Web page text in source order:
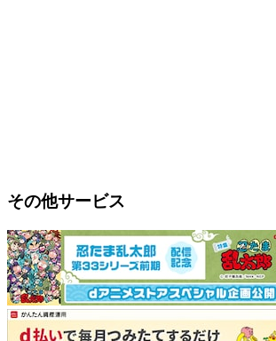
その他サービス